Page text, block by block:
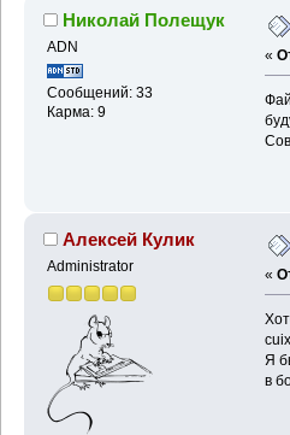
Николай Полещук
ADN
Сообщений: 33
Карма: 9
«
Алексей Кулик
Administrator
«
Я
в